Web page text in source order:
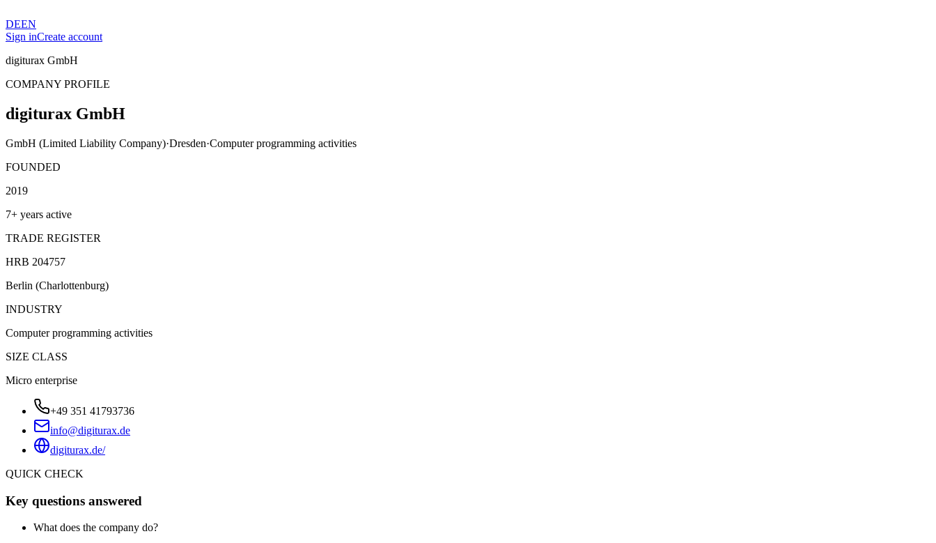
DEEN
Sign inCreate account
digiturax GmbH
COMPANY PROFILE
digiturax GmbH
GmbH (Limited Liability Company)·Dresden·Computer programming activities
FOUNDED
2019
7+ years active
TRADE REGISTER
HRB 204757
Berlin (Charlottenburg)
INDUSTRY
Computer programming activities
SIZE CLASS
Micro enterprise
+49 351 41793736
info@digiturax.de
digiturax.de/
QUICK CHECK
Key questions answered
What does the company do?